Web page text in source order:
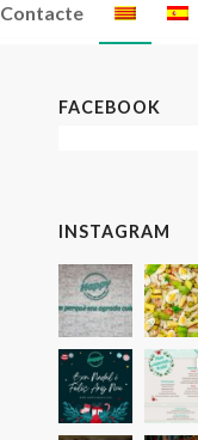
Contacte
FACEBOOK
INSTAGRAM